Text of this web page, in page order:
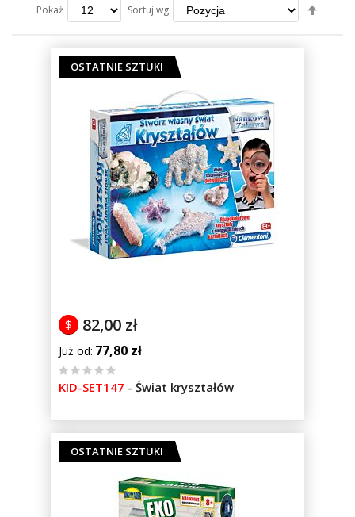
Pokaż Sortuj wg
OSTATNIE SZTUKI
82,00 zł
$
Już od 77,80 zł
%
KID-SET147 - Świat kryształów
OSTATNIE SZTUKI